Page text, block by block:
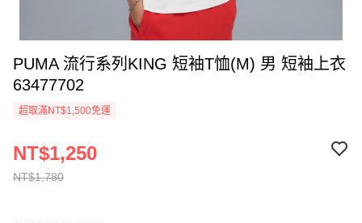
PUMA 流行系列KING 短袖T恤(M) 男 短袖上衣
63477702
超取滿NT$1,500免運
NT$1,780
NT$1,250